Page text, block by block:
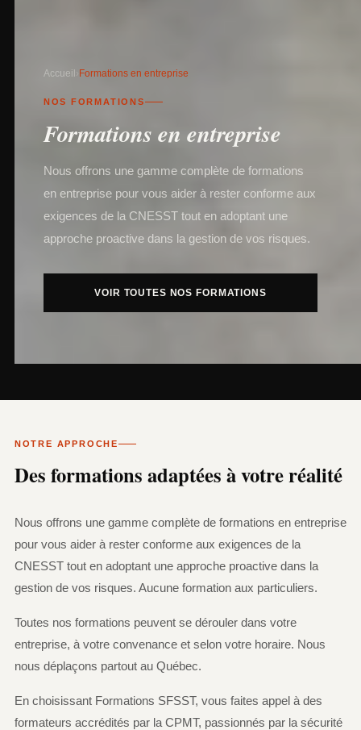
Accueil Formations en entreprise
NOS FORMATIONS
Formations en entreprise
Nous offrons une gamme complète de formations
en entreprise pour vous aider à rester conforme aux
exigences de la CNESST tout en adoptant une
approche proactive dans la gestion de vos risques.
VOIR TOUTES NOS FORMATIONS
NOTRE APPROCHE
Des formations adaptées à votre réalité
Nous offrons une gamme complète de formations en entreprise
pour vous aider à rester conforme aux exigences de la
CNESST tout en adoptant une approche proactive dans la
gestion de vos risques. Aucune formation aux particuliers.
Toutes nos formations peuvent se dérouler dans votre
entreprise, à votre convenance et selon votre horaire. Nous
nous déplaçons partout au Québec.
En choisissant Formations SFSST, vous faites appel à des
formateurs accrédités par la CPMT, passionnés par la sécurité